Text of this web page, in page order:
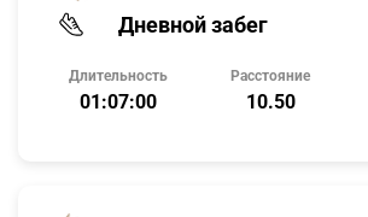
Дневной забег
Длительность
01:07:00
Расстояние
10.50